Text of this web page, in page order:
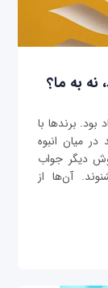
نه به ما؟
برندها با
میان انبوه
دیگر جواب
آن‌ها از